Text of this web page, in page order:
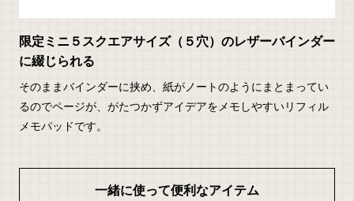
限定ミニ５スクエアサイズ（５穴）のレザーバインダー
に綴じられる
そのままバインダーに挟め、紙がノートのようにまとまってい
るのでページが、がたつかずアイデアをメモしやすいリフィル
メモパッドです。
一緒に使って便利なアイテム